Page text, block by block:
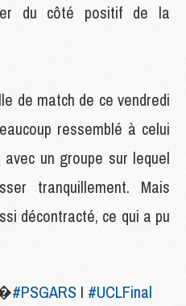
du côté positif de la
de match de ce vendredi
ressemblé à celui
un groupe sur lequel
tranquillement. Mais
décontracté, ce qui a pu
#PSGARS I #UCLFinal